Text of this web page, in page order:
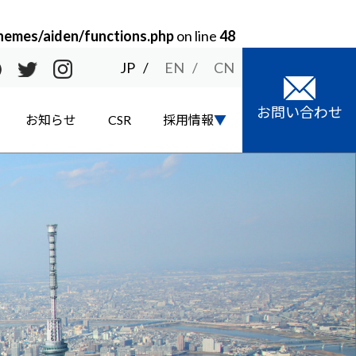
aiden/functions.phpon line48
JP
EN CN
お知らせ CSR 採用情報 お問い合わせ